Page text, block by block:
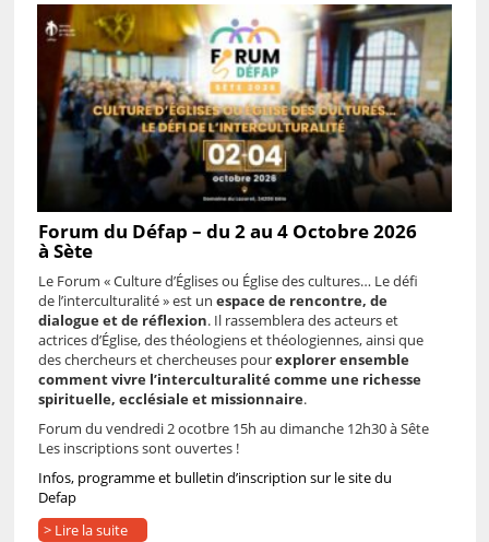
Forum du Défap – du 2 au 4 Octobre 2026
à Sète
Le Forum « Culture d’Églises ou Église des cultures… Le défi
de l’interculturalité » est un espace de rencontre, de
dialogue et de réflexion. Il rassemblera des acteurs et
actrices d’Église, des théologiens et théologiennes, ainsi que
des chercheurs et chercheuses pourexplorer ensemble
comment vivre l’interculturalité comme une richesse
spirituelle, ecclésiale et missionnaire.
Forum du vendredi 2 ocotbre 15h au dimanche 12h30 à Sête
Les inscriptions sont ouvertes !
Infos, programme et bulletin d’inscription sur le site du
Defap
> Lire la suite